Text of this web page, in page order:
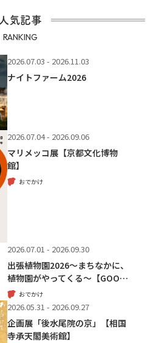
人気記事
RANKING
2026.07.03 - 2026.11.03
ナイトファーム2026
2026.07.04 - 2026.09.06
マリメッコ展【京都文化博物
館】
おでかけ
2026.07.01 - 2026.09.30
出張植物園2026～まちなかに、
植物園がやってくる～【GOO…
おでかけ
2026.05.31 - 2026.09.27
企画展「後水尾院の京」【相国
寺承天閣美術館】